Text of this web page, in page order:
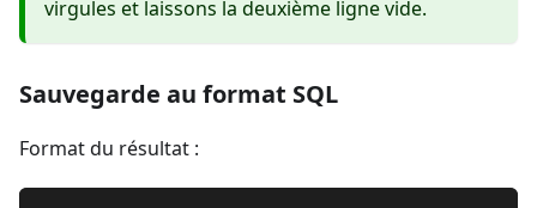
virgules et laissons la deuxième ligne vide.
Sauvegarde au format SQL
Format du résultat :